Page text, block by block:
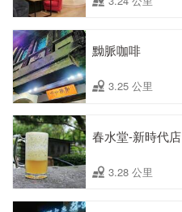
黝脈咖啡
3.25 公里
春水堂-新時代店
3.28 公里